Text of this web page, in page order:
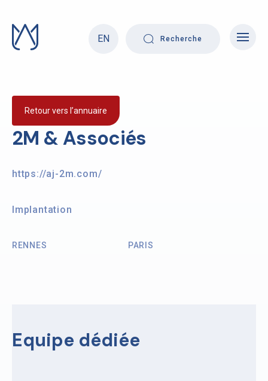
content
EN
Recherche
2M & Associés
Retour vers l’annuaire
Implantation
RENNES PARIS
https://aj-2m.com/
Equipe dédiée